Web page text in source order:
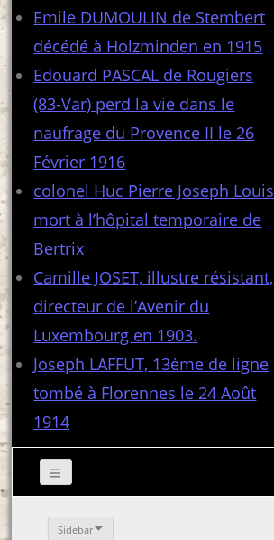
Emile DUMOULIN de Stembert
décédé à Holzminden en 1915
Edouard PASCAL de Rougiers
(83-Var) perd la vie dans le
naufrage du Provence II le 26
Février 1916
colonel Huc Pierre Joseph Louis
mort à l’hôpital temporaire de
Bertrix
Camille JOSET, illustre résistant,
directeur de l’Avenir du
Luxembourg en 1903.
Joseph LAFFUT, 13ème de ligne
tombé à Florennes le 24 Août
1914
Sidebar